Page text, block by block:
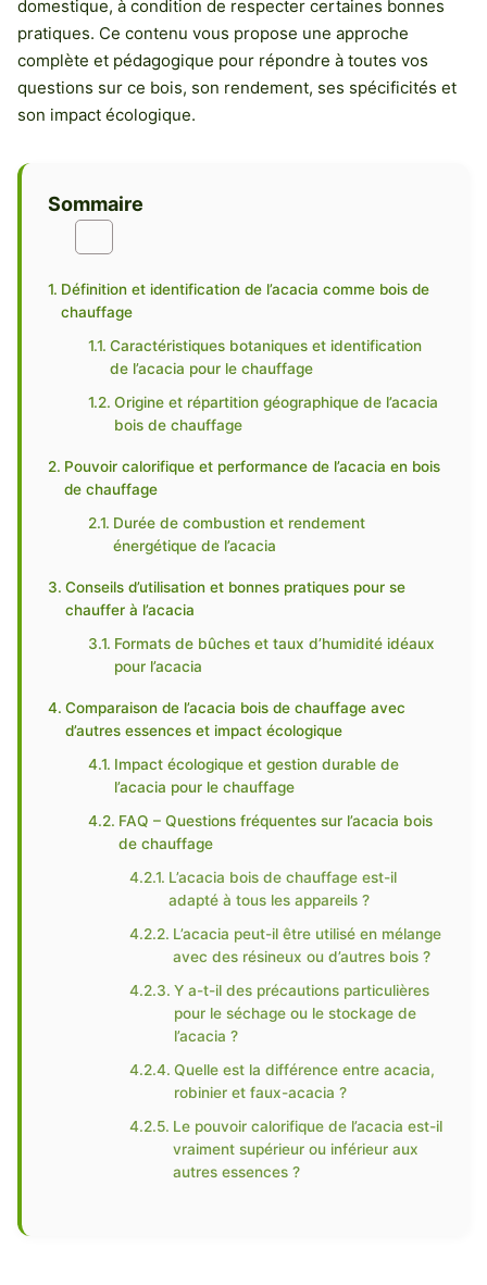
domestique, à condition de respecter certaines bonnes
pratiques. Ce contenu vous propose une approche
complète et pédagogique pour répondre à toutes vos
questions sur ce bois, son rendement, ses spécificités et
son impact écologique.
Sommaire
Définition et identification de l’acacia comme bois de
chauffage
Caractéristiques botaniques et identification
de l’acacia pour le chauffage
Origine et répartition géographique de l’acacia
bois de chauffage
Pouvoir calorifique et performance de l’acacia en bois
de chauffage
Durée de combustion et rendement
énergétique de l’acacia
Conseils d’utilisation et bonnes pratiques pour se
chauffer à l’acacia
Formats de bûches et taux d’humidité idéaux
pour l’acacia
Comparaison de l’acacia bois de chauffage avec
d’autres essences et impact écologique
Impact écologique et gestion durable de
l’acacia pour le chauffage
FAQ – Questions fréquentes sur l’acacia bois
de chauffage
L’acacia bois de chauffage est-il
adapté à tous les appareils ?
L’acacia peut-il être utilisé en mélange
avec des résineux ou d’autres bois ?
Y a-t-il des précautions particulières
pour le séchage ou le stockage de
l’acacia ?
Quelle est la différence entre acacia,
robinier et faux-acacia ?
Le pouvoir calorifique de l’acacia est-il
vraiment supérieur ou inférieur aux
autres essences ?